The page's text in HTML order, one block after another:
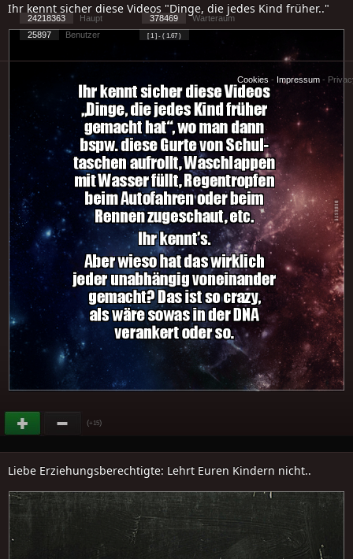
Ihr kennt sicher diese Videos "Dinge, die jedes Kind früher.."
(+15)
Liebe Erziehungsberechtigte: Lehrt Euren Kindern nicht..
24218363 Haupt 378469
Warteraum
25897
Benutzer [ 1 ] - ( 1.67 )
Cookies - Impressum -